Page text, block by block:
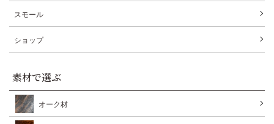
スモール
ショップ
素材で選ぶ
オーク材